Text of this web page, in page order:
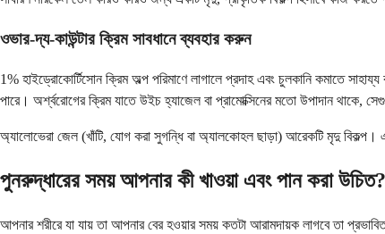
ওভার-দ্য-কাউন্টার ক্রিম সাবধানে ব্যবহার করুন
1% হাইড্রোকোর্টিসোন ক্রিম অল্প পরিমাণে লাগালে প্রদাহ এবং চুলকানি কমাতে
পারে। অর্শ্বরোগের ক্রিম যাতে উইচ হ্যাজেল বা প্রামোক্সিনের মতো উপাদান থাকে,
অ্যালোভেরা জেল (খাঁটি, যোগ করা সুগন্ধি বা অ্যালকোহল ছাড়া) আরেকটি মৃদু বিকল্প।
পুনরুদ্ধারের সময় আপনার কী খাওয়া এবং পান করা উচিত?
আপনার শরীরে যা যায় তা আপনার বের হওয়ার সময় কতটা আরামদায়ক লাগবে তা